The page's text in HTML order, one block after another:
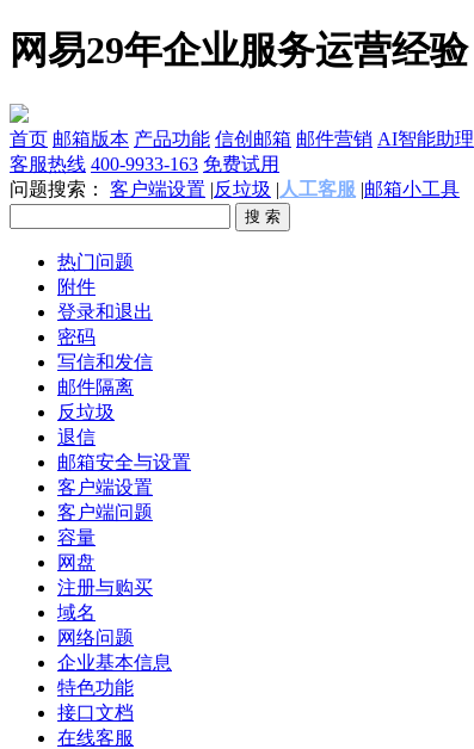
网易29年企业服务运营经验
首页 邮箱版本 产品功能 信创邮箱 邮件营销 AI智能助理
客服热线 400-9933-163 免费试用
问题搜索：
客户端设置 |反垃圾 | 人工客服 |邮箱小工具
热门问题
附件
登录和退出
密码
写信和发信
邮件隔离
反垃圾
退信
邮箱安全与设置
客户端设置
客户端问题
容量
网盘
注册与购买
域名
网络问题
企业基本信息
特色功能
接口文档
在线客服